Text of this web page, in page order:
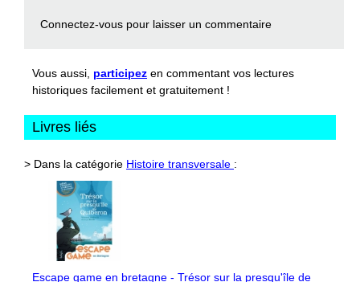
Connectez-vous pour laisser un commentaire
Vous aussi, participez en commentant vos lectures
historiques facilement et gratuitement !
Livres liés
> Dans la catégorie Histoire transversale :
Escape game en bretagne - Trésor sur la presqu'île de